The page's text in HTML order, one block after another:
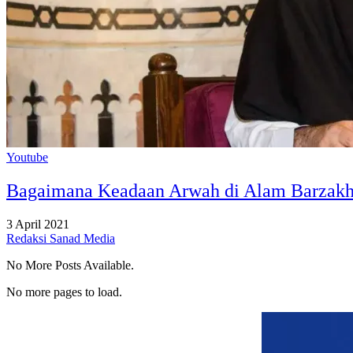
Youtube
Bagaimana Keadaan Arwah di Alam
3 April 2021
Redaksi Sanad Media
No More Posts Available.
No more pages to load.